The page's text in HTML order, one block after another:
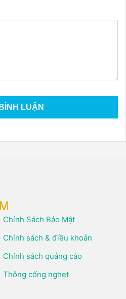
Chính Sách Bảo Mật
Chính sách & điều khoản
Chính sách quảng cáo
Thông cống nghẹt